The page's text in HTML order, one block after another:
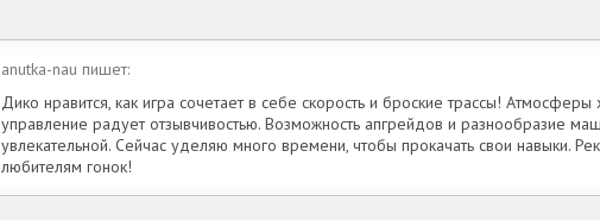
anutka-nau пишет:
Дико нравится, как игра сочетает в себе скорость и броские трассы! Атмосферы
управление радует отзывчивостью. Возможность апгрейдов и разнообразие
увлекательной. Сейчас уделяю много времени, чтобы прокачать свои навыки.
любителям гонок!